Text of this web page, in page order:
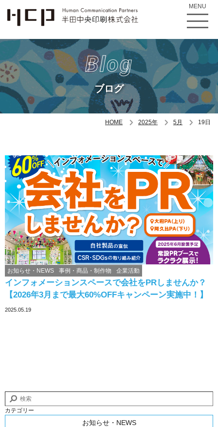
MENU
Blog
ブログ
HOME 2025年 5月 19日
インフォメーションスペースで会社をPRしませんか？
【2026年3月まで最大60%OFFキャンペーン実施中！】
お知らせ・NEWS 事例・商品・制作物 企業活動
2025.05.19
カテゴリー
お知らせ・NEWS